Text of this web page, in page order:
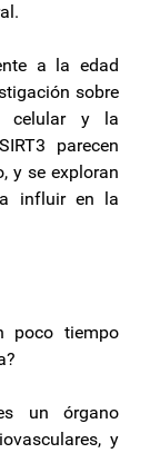
a la edad
sobre
celular y la
parecen
y se exploran
influir en la
poco tiempo
un órgano
y